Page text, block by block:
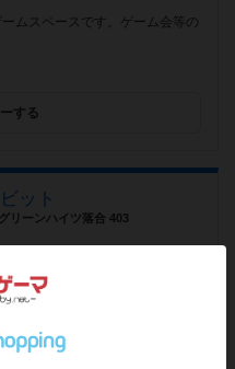
ムスペースです。ゲーム会等の
する
ット
リーンハイツ落合 403
ません
のボドゲルーム」がコンセプト